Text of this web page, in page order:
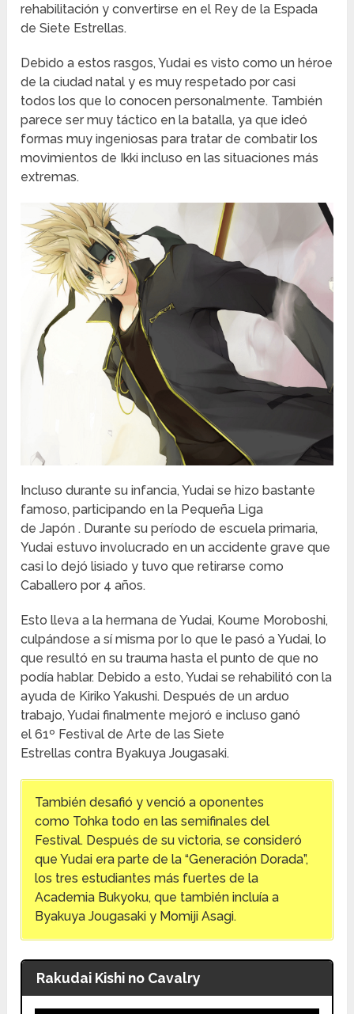
rehabilitación y convertirse en el Rey de la Espada
de Siete Estrellas.
Debido a estos rasgos, Yudai es visto como un héroe
de la ciudad natal y es muy respetado por casi
todos los que lo conocen personalmente. También
parece ser muy táctico en la batalla, ya que ideó
formas muy ingeniosas para tratar de combatir los
movimientos de Ikki incluso en las situaciones más
extremas.
Incluso durante su infancia, Yudai se hizo bastante
famoso, participando en la Pequeña Liga
de Japón . Durante su período de escuela primaria,
Yudai estuvo involucrado en un accidente grave que
casi lo dejó lisiado y tuvo que retirarse como
Caballero por 4 años.
Esto lleva a la hermana de Yudai, Koume Moroboshi,
culpándose a sí misma por lo que le pasó a Yudai, lo
que resultó en su trauma hasta el punto de que no
podía hablar. Debido a esto, Yudai se rehabilitó con la
ayuda de Kiriko Yakushi. Después de un arduo
trabajo, Yudai finalmente mejoró e incluso ganó
el 61º Festival de Arte de las Siete
Estrellas contra Byakuya Jougasaki.
También desafió y venció a oponentes
como Tohka todo en las semifinales del
Festival. Después de su victoria, se consideró
que Yudai era parte de la “Generación Dorada”,
los tres estudiantes más fuertes de la
Academia Bukyoku, que también incluía a
Byakuya Jougasaki y Momiji Asagi.
Rakudai Kishi no Cavalry